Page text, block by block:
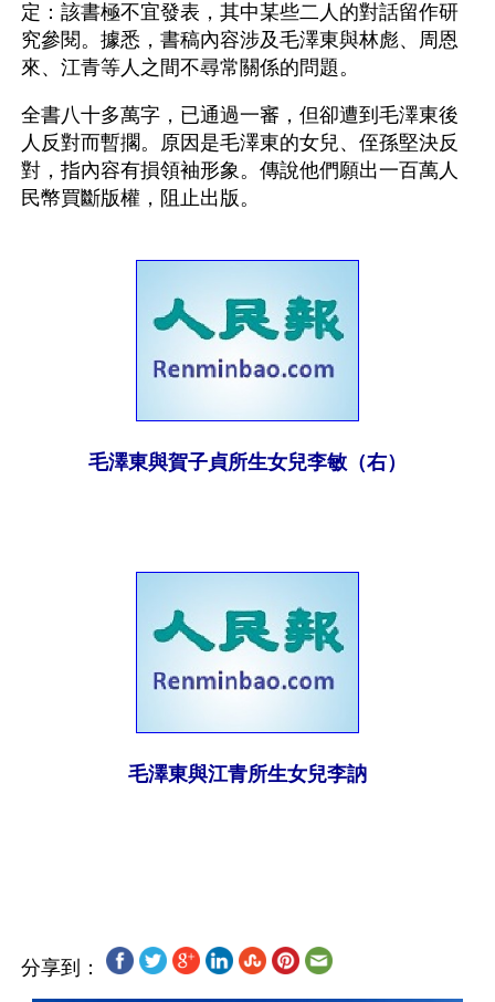
定：該書極不宜發表，其中某些二人的對話留作研
究參閱。據悉，書稿內容涉及毛澤東與林彪、周恩
來、江青等人之間不尋常關係的問題。
全書八十多萬字，已通過一審，但卻遭到毛澤東後
人反對而暫擱。原因是毛澤東的女兒、侄孫堅決反
對，指內容有損領袖形象。傳說他們願出一百萬人
民幣買斷版權，阻止出版。
毛澤東與賀子貞所生女兒李敏（右）
毛澤東與江青所生女兒李訥
分享到：